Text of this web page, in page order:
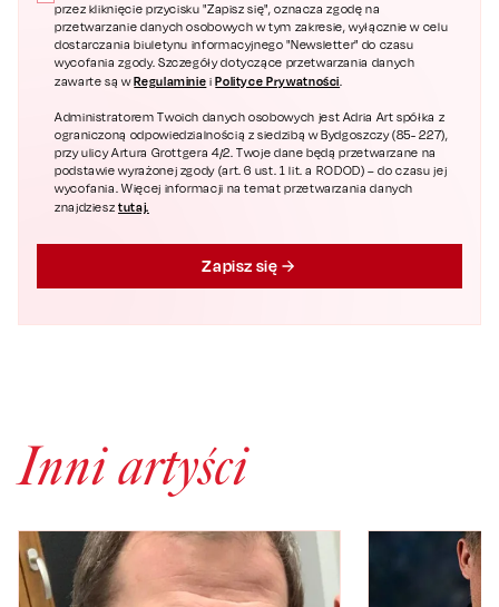
przez kliknięcie przycisku "Zapisz się", oznacza zgodę na
przetwarzanie danych osobowych w tym zakresie, wyłącznie w celu
dostarczania biuletynu informacyjnego "Newsletter" do czasu
wycofania zgody. Szczegóły dotyczące przetwarzania danych
zawarte są wRegulaminie iPolityce Prywatności.
Administratorem Twoich danych osobowych jest Adria Art spółka z
ograniczoną odpowiedzialnością z siedzibą w Bydgoszczy (85- 227),
przy ulicy Artura Grottgera 4/2. Twoje dane będą przetwarzane na
podstawie wyrażonej zgody (art. 6 ust. 1 lit. a RODOD) – do czasu jej
wycofania. Więcej informacji na temat przetwarzania danych
znajdziesztutaj.
Zapisz się
Inni artyści